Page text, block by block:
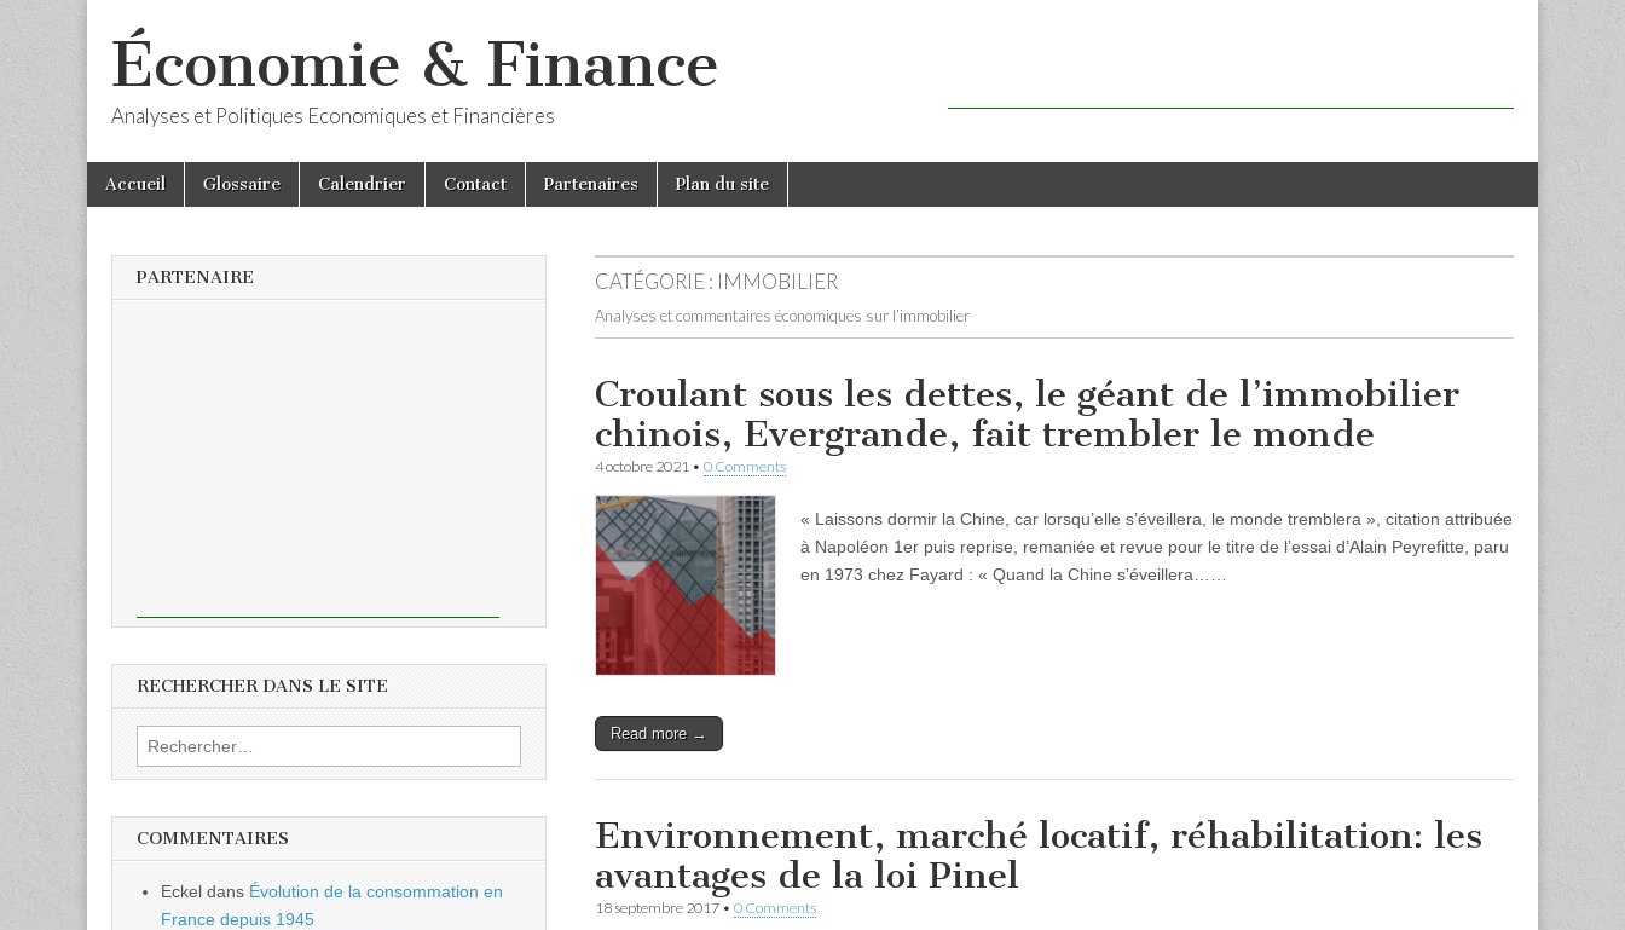
Économie & Finance
Analyses et Politiques Economiques et Financières
Main
menu
Skip
Accueil Glossaire Calendrier Contact Partenaires Plan du site
CATÉGORIE : IMMOBILIER
Analyses et commentaires économiques sur l’immobilier
Croulant sous les dettes, le géant de l’immobilier
chinois, Evergrande, fait trembler le monde
4 octobre 2021 •0 Comments
« Laissons dormir la Chine, car lorsqu’elle s’éveillera, le monde tremblera », citation attribuée
à Napoléon 1er puis reprise, remaniée et revue pour le titre de l’essai d’Alain Peyrefitte, paru
en 1973 chez Fayard : « Quand la Chine s’éveillera……
Read more →
Environnement, marché locatif, réhabilitation: les
avantages de la loi Pinel
18 septembre 2017 •0 Comments
PARTENAIRE
RECHERCHER DANS LE SITE
Rechercher :
COMMENTAIRES
Eckel dans Évolution de la consommation en
France depuis 1945